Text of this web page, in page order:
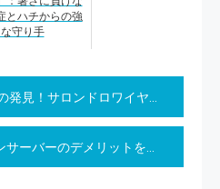
とハチからの強
守り手
ドロワイヤルの新商品と再販売商品で、味わいの冒険へ！
メリットを解説: 遭遇する問題とその対策